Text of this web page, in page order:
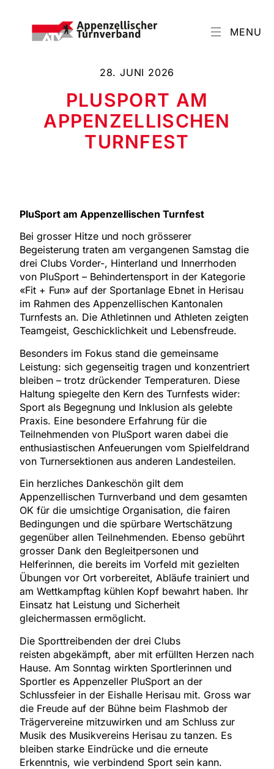
MENU
28. JUNI 2026
PLUSPORT AM
APPENZELLISCHEN
TURNFEST
PluSport am Appenzellischen Turnfest
Bei grosser Hitze und noch grösserer
Begeisterung traten am vergangenen Samstag die
drei Clubs Vorder-, Hinterland und Innerrhoden
von PluSport – Behindertensport in der Kategorie
«Fit + Fun» auf der Sportanlage Ebnet in Herisau
im Rahmen des Appenzellischen Kantonalen
Turnfests an. Die Athletinnen und Athleten zeigten
Teamgeist, Geschicklichkeit und Lebensfreude.
Besonders im Fokus stand die gemeinsame
Leistung: sich gegenseitig tragen und konzentriert
bleiben – trotz drückender Temperaturen. Diese
Haltung spiegelte den Kern des Turnfests wider:
Sport als Begegnung und Inklusion als gelebte
Praxis. Eine besondere Erfahrung für die
Teilnehmenden von PluSport waren dabei die
enthusiastischen Anfeuerungen vom Spielfeldrand
von Turnersektionen aus anderen Landesteilen.
Ein herzliches Dankeschön gilt dem
Appenzellischen Turnverband und dem gesamten
OK für die umsichtige Organisation, die fairen
Bedingungen und die spürbare Wertschätzung
gegenüber allen Teilnehmenden. Ebenso gebührt
grosser Dank den Begleitpersonen und
Helferinnen, die bereits im Vorfeld mit gezielten
Übungen vor Ort vorbereitet, Abläufe trainiert und
am Wettkampftag kühlen Kopf bewahrt haben. Ihr
Einsatz hat Leistung und Sicherheit
gleichermassen ermöglicht.
Die Sporttreibenden der drei Clubs
reisten abgekämpft, aber mit erfüllten Herzen nach
Hause. Am Sonntag wirkten Sportlerinnen und
Sportler es Appenzeller PluSport an der
Schlussfeier in der Eishalle Herisau mit. Gross war
die Freude auf der Bühne beim Flashmob der
Trägervereine mitzuwirken und am Schluss zur
Musik des Musikvereins Herisau zu tanzen. Es
bleiben starke Eindrücke und die erneute
Erkenntnis, wie verbindend Sport sein kann.